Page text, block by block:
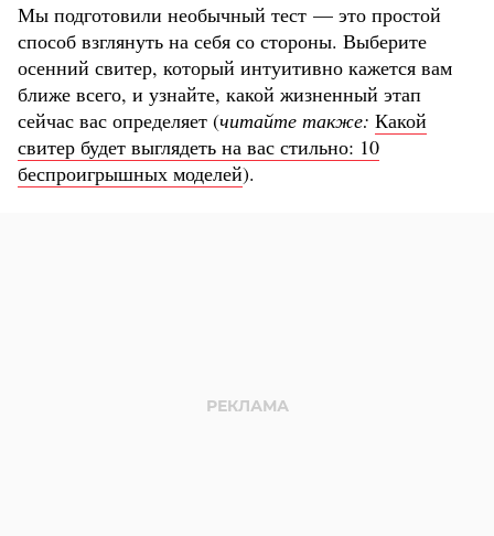
Мы подготовили необычный тест — это простой
способ взглянуть на себя со стороны. Выберите
осенний свитер, который интуитивно кажется вам
ближе всего, и узнайте, какой жизненный этап
сейчас вас определяет (читайте также: Какой
свитер будет выглядеть на вас стильно: 10
беспроигрышных моделей).